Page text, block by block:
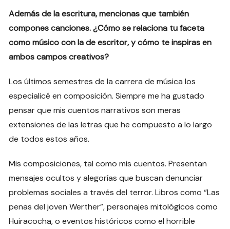
Además de la escritura, mencionas que también
compones canciones. ¿Cómo se relaciona tu faceta
como músico con la de escritor, y cómo te inspiras en
ambos campos creativos?
Los últimos semestres de la carrera de música los
especialicé en composición. Siempre me ha gustado
pensar que mis cuentos narrativos son meras
extensiones de las letras que he compuesto a lo largo
de todos estos años.
Mis composiciones, tal como mis cuentos. Presentan
mensajes ocultos y alegorías que buscan denunciar
problemas sociales a través del terror. Libros como “Las
penas del joven Werther”, personajes mitológicos como
Huiracocha, o eventos históricos como el horrible